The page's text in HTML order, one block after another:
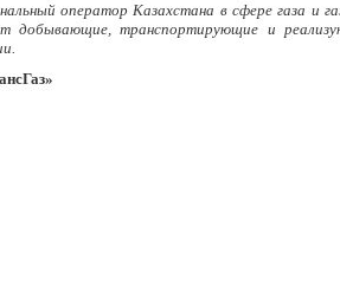
оператор Казахстана в сфере газа и
добывающие, транспортирующие и